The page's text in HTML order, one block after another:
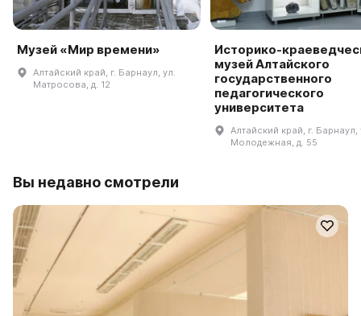
Музей «Мир времени»
Алтайский край, г. Барнаул, ул.
Матросова, д. 12
Историко-
музей Алтайского
государственного
педагогического
университета
Алтайский край, г. Барнаул,
Молодежная, д. 55
Вы недавно смотрели